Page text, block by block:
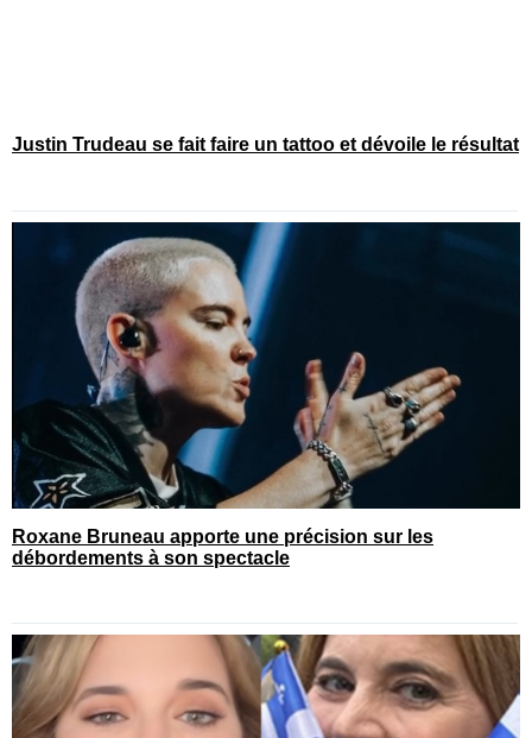
Justin Trudeau se fait faire un tattoo et dévoile le résultat
Roxane Bruneau apporte une précision sur les
débordements à son spectacle